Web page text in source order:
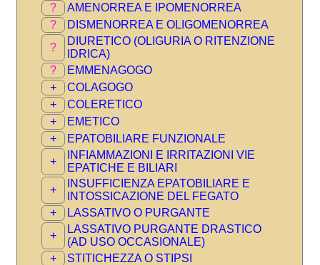
?
AMENORREA E IPOMENORREA
?
DISMENORREA E OLIGOMENORREA
?
DIURETICO (OLIGURIA O RITENZIONE
IDRICA)
?
EMMENAGOGO
+
COLAGOGO
+
COLERETICO
+
EMETICO
+
EPATOBILIARE FUNZIONALE
+
INFIAMMAZIONI E IRRITAZIONI VIE
EPATICHE E BILIARI
+
INSUFFICIENZA EPATOBILIARE E
INTOSSICAZIONE DEL FEGATO
+
LASSATIVO O PURGANTE
+
LASSATIVO PURGANTE DRASTICO
(AD USO OCCASIONALE)
+
STITICHEZZA O STIPSI